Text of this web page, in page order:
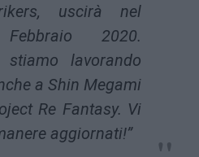
uscirà nel
2020.
stiamo lavorando
a Shin Megami
Re Fantasy. Vi
aggiornati!”